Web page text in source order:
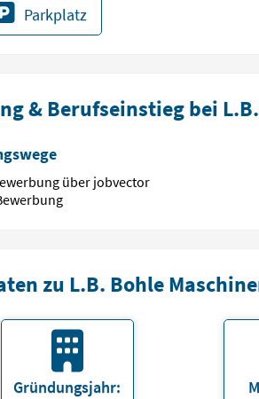
Parkplatz
& Berufseinstieg bei
über jobvector
zu L.B. Bohle
Gründungsjahr: